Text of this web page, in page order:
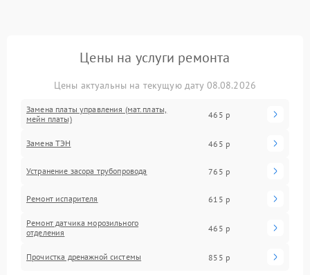
Цены на услуги ремонта
Цены актуальны на текущую дату 08.08.2026
Замена платы управления (мат.платы,
мейн платы)
465 р
Замена ТЭН 465 р
Устранение засора трубопровода 765 р
Ремонт испарителя 615 р
Ремонт датчика морозильного
отделения
465 р
Прочистка дренажной системы 855 р